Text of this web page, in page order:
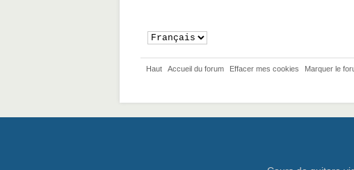
Haut Accueil du forum Effacer mes cookies Marquer le